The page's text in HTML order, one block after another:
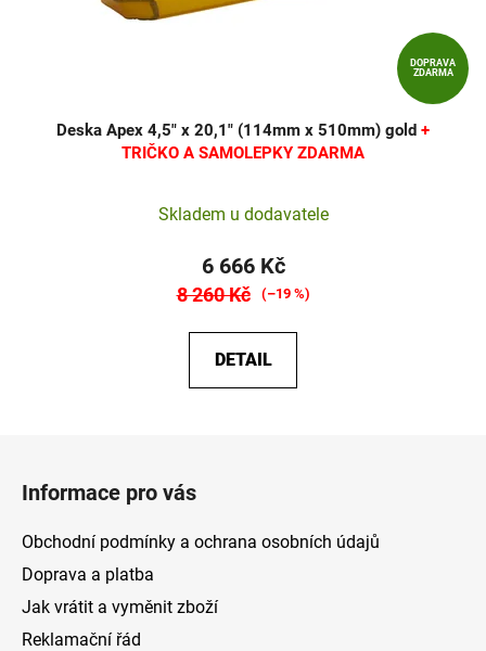
DOPRAVA
ZDARMA
Deska Apex 4,5" x 20,1" (114mm x 510mm) gold +
TRIČKO A SAMOLEPKY ZDARMA
Skladem u dodavatele
6 666 Kč
8 260 Kč (–19 %)
DETAIL
Informace pro vás
Obchodní podmínky a ochrana osobních údajů
Doprava a platba
Jak vrátit a vyměnit zboží
Reklamační řád